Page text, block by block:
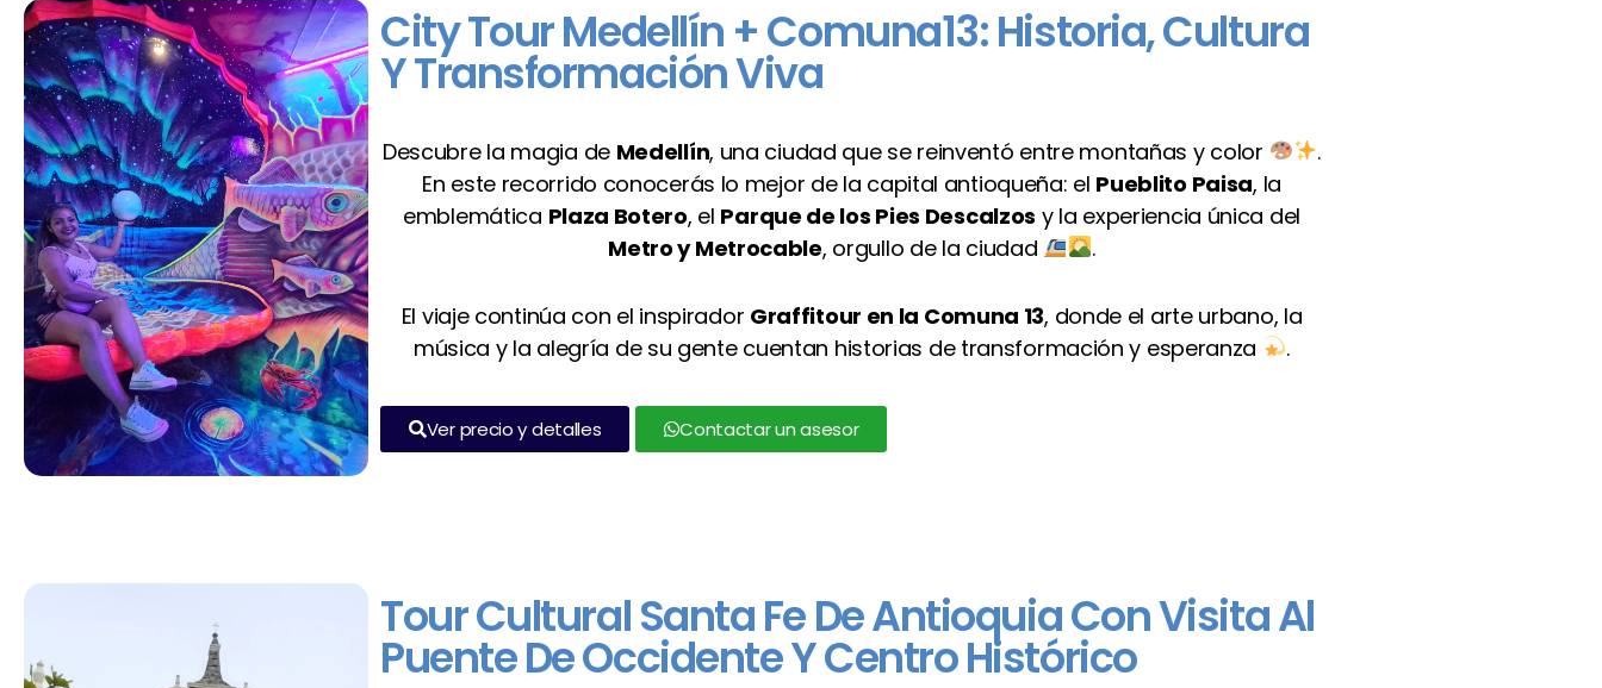
City Tour Medellín + Comuna13: Historia, Cultura
Y Transformación Viva
Descubre la magia de Medellín, una ciudad que se reinventó entre montañas y color
.
En este recorrido conocerás lo mejor de la capital antioqueña: el Pueblito Paisa, la
emblemática Plaza Botero, el Parque de los Pies Descalzos y la experiencia única del
Metro y Metrocable, orgullo de la ciudad .
El viaje continúa con el inspirador Graffitour en la Comuna 13, donde el arte urbano, la
música y la alegría de su gente cuentan historias de transformación y esperanza
.
Ver precio y detalles Contactar un asesor
Tour Cultural Santa Fe De Antioquia Con Visita Al
Puente De Occidente Y Centro Histórico